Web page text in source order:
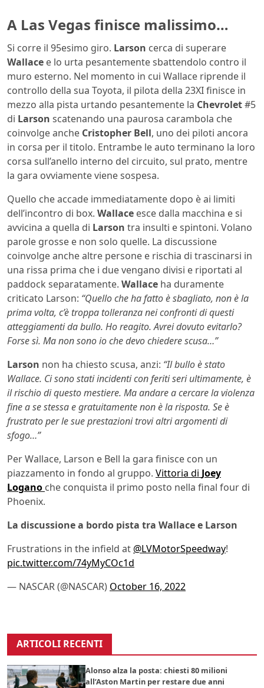
A Las Vegas finisce malissimo…
Si corre il 95esimo giro. Larson cerca di superare
Wallace e lo urta pesantemente sbattendolo contro il
muro esterno. Nel momento in cui Wallace riprende il
controllo della sua Toyota, il pilota della 23XI finisce in
mezzo alla pista urtando pesantemente la Chevrolet#5
di Larson scatenando una paurosa carambola che
coinvolge anche Cristopher Bell, uno dei piloti ancora
in corsa per il titolo. Entrambe le auto terminano la loro
corsa sull’anello interno del circuito, sul prato, mentre
la gara ovviamente viene sospesa.
Quello che accade immediatamente dopo è ai limiti
dell’incontro di box. Wallace esce dalla macchina e si
avvicina a quella di Larson tra insulti e spintoni. Volano
parole grosse e non solo quelle. La discussione
coinvolge anche altre persone e rischia di trascinarsi in
una rissa prima che i due vengano divisi e riportati al
paddock separatamente. Wallace ha duramente
criticato Larson: “Quello che ha fatto è sbagliato, non è la
prima volta, c’è troppa tolleranza nei confronti di questi
atteggiamenti da bullo. Ho reagito. Avrei dovuto evitarlo?
Forse sì. Ma non sono io che devo chiedere scusa…”
Larson non ha chiesto scusa, anzi: “Il bullo è stato
Wallace. Ci sono stati incidenti con feriti seri ultimamente, è
il rischio di questo mestiere. Ma andare a cercare la violenza
fine a se stessa e gratuitamente non è la risposta. Se è
frustrato per le sue prestazioni trovi altri argomenti di
sfogo…”
Per Wallace, Larson e Bell la gara finisce con un
piazzamento in fondo al gruppo. Vittoria di Joey
Logano che conquista il primo posto nella final four di
Phoenix.
La discussione a bordo pista tra Wallace e Larson
Frustrations in the infield at @LVMotorSpeedway!
pic.twitter.com/74yMyCOc1d
— NASCAR (@NASCAR) October 16, 2022
ARTICOLI RECENTI
Alonso alza la posta: chiesti 80 milioni
all’Aston Martin per restare due anni